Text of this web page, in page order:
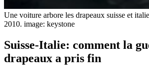
Une voiture arbore les drapeaux suisse et
2010. image: keystone
Suisse-Italie: comment la
drapeaux a pris fin